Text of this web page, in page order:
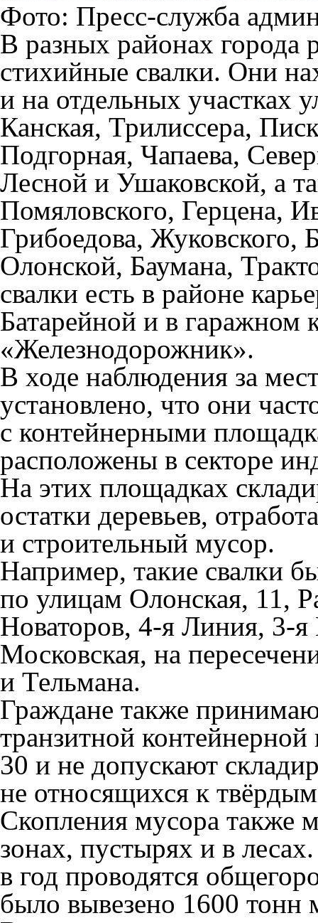
Фото: Пресс-служба
В разных районах города
стихийные свалки. Они
и на отдельных участках
Канская, Трилиссера,
Подгорная, Чапаева,
Лесной и Ушаковской, а
Помяловского, Герцена,
Грибоедова, Жуковского,
Олонской, Баумана,
свалки есть в районе
Батарейной и в гаражном
«Железнодорожник».
В ходе наблюдения за
установлено, что они
с контейнерными
расположены в секторе
На этих площадках
остатки деревьев,
и строительный мусор.
Например, такие свалки
по улицам Олонская, 11,
Новаторов, 4-я Линия, 3-
Московская, на
и Тельмана.
Граждане также
транзитной
30 и не допускают
не относящихся к
Скопления мусора также
зонах, пустырях и в
в год проводятся
было вывезено 1600 тонн